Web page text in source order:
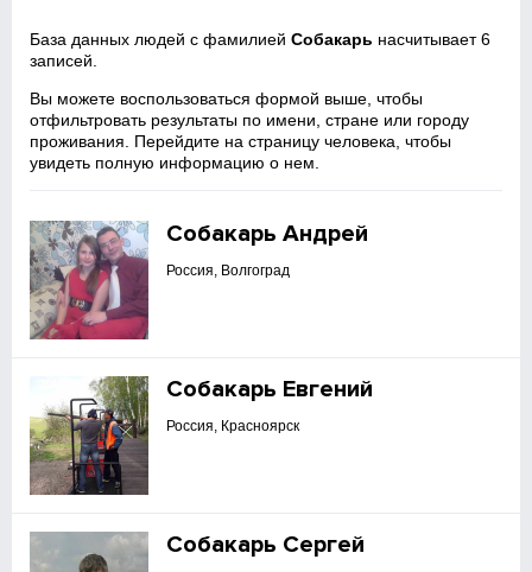
База данных людей с фамилиейСобакарь насчитывает 6
записей.
Вы можете воспользоваться формой выше, чтобы
отфильтровать результаты по имени, стране или городу
проживания. Перейдите на страницу человека, чтобы
увидеть полную информацию о нем.
Собакарь Андрей
Россия, Волгоград
Собакарь Евгений
Россия, Красноярск
Собакарь Сергей